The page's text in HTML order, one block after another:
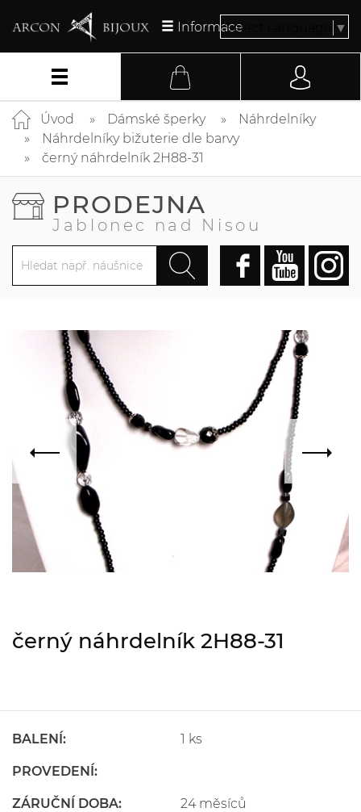
InformaceSelect Language ▼
Úvod Dámské šperky
Náhrdelníky
Náhrdelníky bižuterie dle barvy
černý náhrdelník 2H88-31
PRODEJNA
Jablonec nad Nisou
černý náhrdelník 2H88-31
BALENÍ: 1 ks
PROVEDENÍ:
ZÁRUČNÍ DOBA: 24 měsíců